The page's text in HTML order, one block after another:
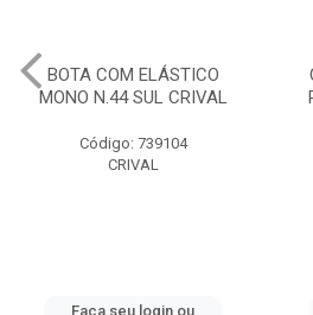
BOTA COM ELÁSTICO
MONO N.44 SUL CRIVAL
Código: 739104
CRIVAL
Faça seu login ou